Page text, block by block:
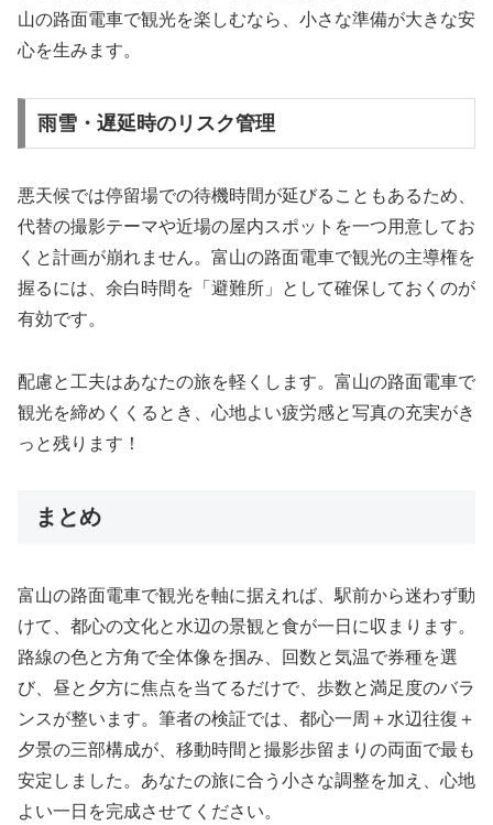
山の路面電車で観光を楽しむなら、小さな準備が大きな安
心を生みます。
雨雪・遅延時のリスク管理
悪天候では停留場での待機時間が延びることもあるため、
代替の撮影テーマや近場の屋内スポットを一つ用意してお
くと計画が崩れません。富山の路面電車で観光の主導権を
握るには、余白時間を「避難所」として確保しておくのが
有効です。
配慮と工夫はあなたの旅を軽くします。富山の路面電車で
観光を締めくくるとき、心地よい疲労感と写真の充実がき
っと残ります！
まとめ
富山の路面電車で観光を軸に据えれば、駅前から迷わず動
けて、都心の文化と水辺の景観と食が一日に収まります。
路線の色と方角で全体像を掴み、回数と気温で券種を選
び、昼と夕方に焦点を当てるだけで、歩数と満足度のバラ
ンスが整います。筆者の検証では、都心一周＋水辺往復＋
夕景の三部構成が、移動時間と撮影歩留まりの両面で最も
安定しました。あなたの旅に合う小さな調整を加え、心地
よい一日を完成させてください。